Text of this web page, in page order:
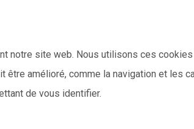
notre site web. Nous utilisons ces
amélioré, comme la navigation et les
de vous identifier.